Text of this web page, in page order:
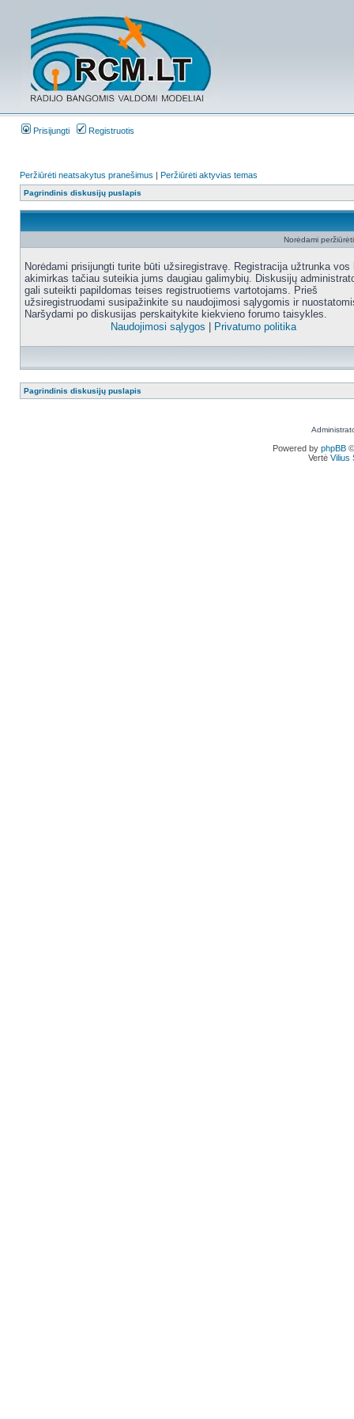
Prisijungti Registruotis
Peržiūrėti neatsakytus pranešimus | Peržiūrėti aktyvias temas
Pagrindinis diskusijų puslapis
Norėdami
Norėdami prisijungti turite būti užsiregistravę. Registracija užtrunka vos
akimirkas tačiau suteikia jums daugiau galimybių. Diskusijų
gali suteikti papildomas teises registruotiems vartotojams. Prieš
užsiregistruodami susipažinkite su naudojimosi sąlygomis ir
Naršydami po diskusijas perskaitykite kiekvieno forumo taisykles.
Naudojimosi sąlygos
Privatumo politika
Pagrindinis diskusijų puslapis
Powered by phpBB
Vertė Vilius